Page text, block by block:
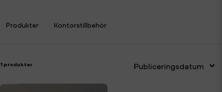
Produkter Kontorstillbehör
1 produkter Publiceringsdatum